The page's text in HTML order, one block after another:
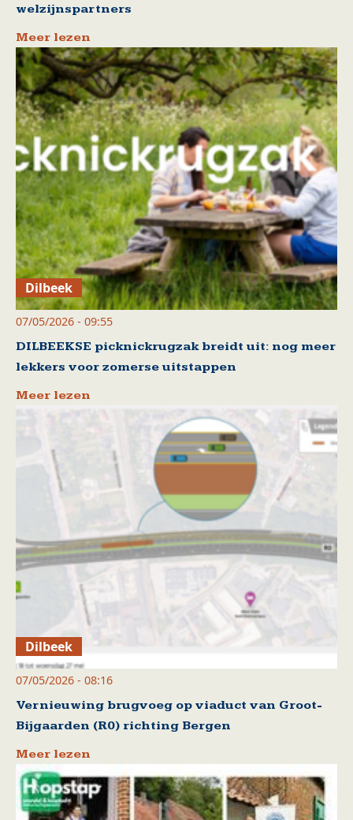
welzijnspartners
Meer lezen
Dilbeek
07/05/2026 - 09:55
DILBEEKSE picknickrugzak breidt uit: nog meer
lekkers voor zomerse uitstappen
Meer lezen
Dilbeek
07/05/2026 - 08:16
Vernieuwing brugvoeg op viaduct van Groot-
Bijgaarden (R0) richting Bergen
Meer lezen